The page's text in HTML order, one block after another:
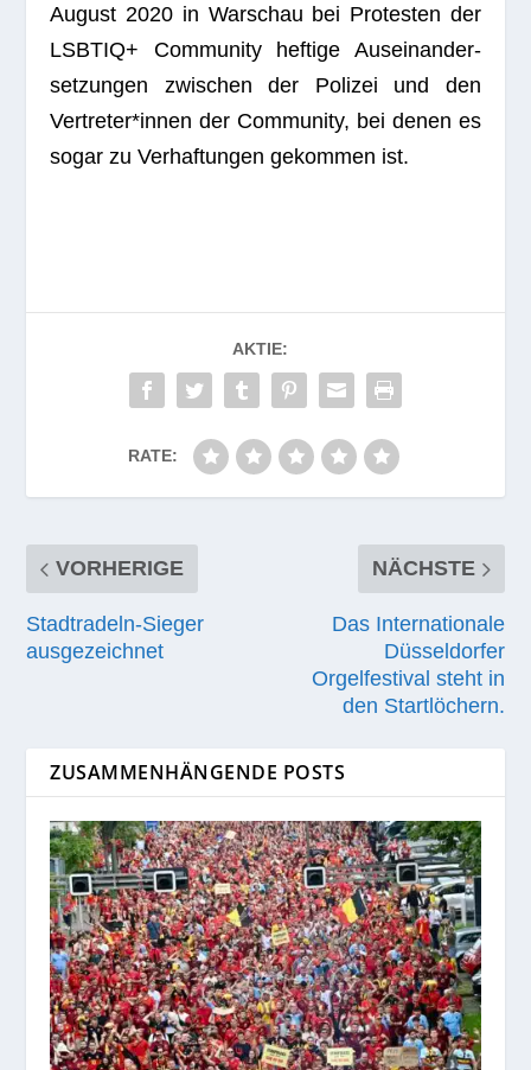
August 2020 in War­schau bei Pro­tes­ten der
LSBTIQ+ Com­mu­nity hef­tige Aus­ein­an­der­
set­zun­gen zwi­schen der Poli­zei und den
Vertreter*innen der Com­mu­nity, bei denen es
sogar zu Ver­haf­tun­gen gekom­men ist.
AKTIE:
RATE:
VORHERIGE
Stadtradeln-Sieger
ausgezeichnet
NÄCHSTE
Das Internationale
Düsseldorfer
Orgelfestival steht in
den Startlöchern.
ZUSAMMENHÄNGENDE POSTS